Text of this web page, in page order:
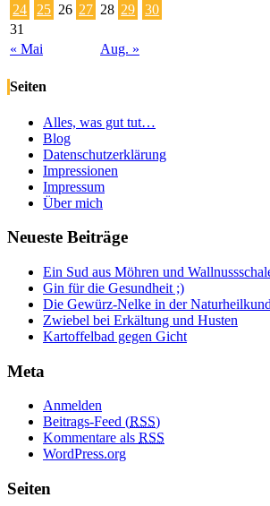
« Mai Aug. »
24
25 26 27 28 29
30
31
Seiten
Alles, was gut tut…
Blog
Datenschutzerklärung
Impressionen
Impressum
Über mich
Neueste Beiträge
Ein Sud aus Möhren und
Gin für die Gesundheit ;)
Die Gewürz-Nelke in der
Zwiebel bei Erkältung und Husten
Kartoffelbad gegen Gicht
Meta
Anmelden
Beitrags-Feed (RSS)
Kommentare als RSS
WordPress.org
Seiten